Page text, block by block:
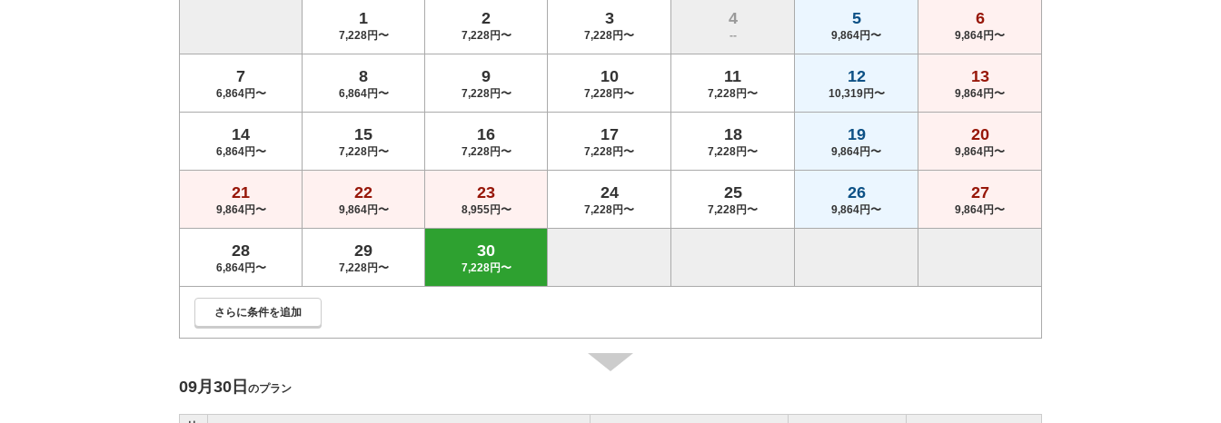
1
7,228円〜
2
7,228円〜
3
7,228円〜
4
--
5
9,864円〜
6
9,864円〜
7
6,864円〜
8
6,864円〜
9
7,228円〜
10
7,228円〜
11
7,228円〜
12
10,319円〜
13
9,864円〜
14
6,864円〜
15
7,228円〜
16
7,228円〜
17
7,228円〜
18
7,228円〜
19
9,864円〜
20
9,864円〜
21
9,864円〜
22
9,864円〜
23
8,955円〜
24
7,228円〜
25
7,228円〜
26
9,864円〜
27
9,864円〜
28
6,864円〜
29
7,228円〜
30
7,228円〜
さらに条件を追加
09月30日 のプラン